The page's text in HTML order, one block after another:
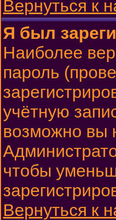
Вернуться к
Я был
Наиболее
пароль
учётную
возможно вы
чтобы
Вернуться к